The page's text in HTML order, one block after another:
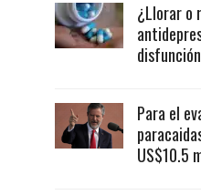
¿Llorar o
Para el
US$10.5